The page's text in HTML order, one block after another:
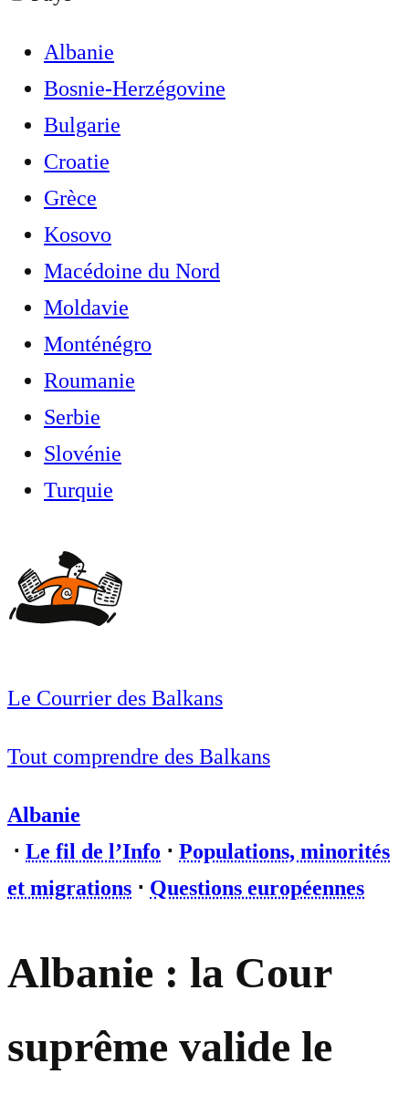
Albanie
Bosnie-Herzégovine
Bulgarie
Croatie
Grèce
Kosovo
Macédoine du Nord
Moldavie
Monténégro
Roumanie
Serbie
Slovénie
Turquie
Le Courrier des Balkans
Tout comprendre des Balkans
Albanie
⋅ Le fil de l’Info ⋅ Populations, minorités
et migrations ⋅ Questions européennes
Albanie : la Cour
suprême valide le